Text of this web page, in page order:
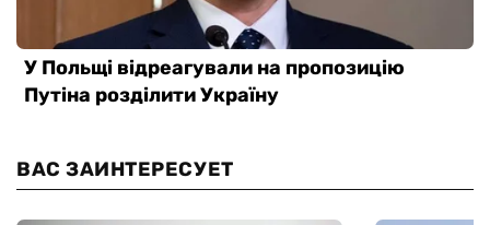
ВАС ЗАИНТЕРЕСУЕТ